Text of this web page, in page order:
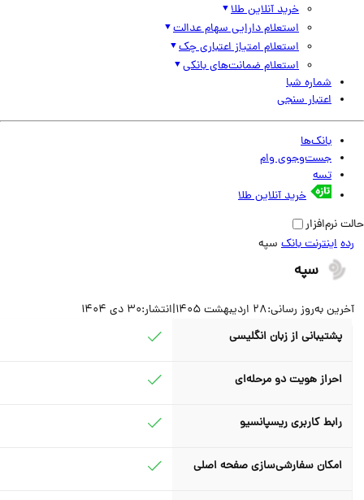
خرید آنلاین طلا
استعلام دارایی سهام عدالت
استعلام امتیاز اعتباری چک
استعلام ضمانت‌های بانکی
شماره شبا
اعتبار سنجی
بانک‌ها
جست‌وجوی وام
تسه
خرید آنلاین طلا
اینترنت بانکسپه
سپه
به‌روز رسانی:28 اردیبهشت 1405 |انتشار:30 دی 1404
پشتیبانی از زبان انگلیسی
احراز هویت دو مرحله‌ای
رابط کاربری ریسپانسیو
امکان سفارشی‌سازی صفحه اصلی